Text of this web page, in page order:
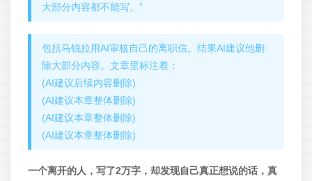
大部分内容都不能写。”
包括马锐拉用AI审核自己的离职信。结果AI建议他删
除大部分内容。文章里标注着：
(AI建议后续内容删除)
(AI建议本章整体删除)
(AI建议本章整体删除)
(AI建议本章整体删除)
一个离开的人，写了2万字，却发现自己真正想说的话，真